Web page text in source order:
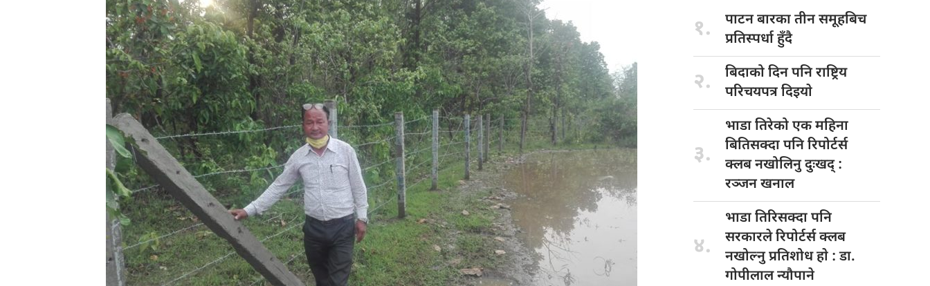
१. पाटन बारकातीन समूहबिच
प्रतिस्पर्धा हुँदै
२. बिदाको दिनपनि राष्ट्रिय
परिचयपत्र दिइयाे
३.
भाडा तिरेकोएक महिना
बितिसक्दा पनि रिपोर्टर्स
क्लब नखोलिनु दुःखद् :
रञ्जन खनाल
४.
भाडा तिरिसक्दापनि
सरकारले रिपोर्टर्स क्लब
नखोल्नु प्रतिशोध हाे : डा‍‍‍.
गोपीलाल न्यौपाने